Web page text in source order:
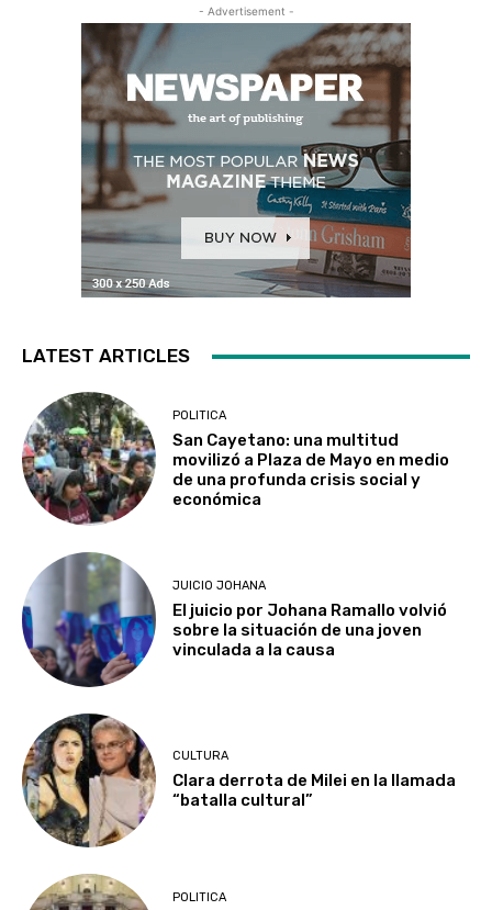
- Advertisement -
LATEST ARTICLES
POLITICA
San Cayetano: una multitud
movilizó a Plaza de Mayo en medio
de una profunda crisis social y
económica
JUICIO JOHANA
El juicio por Johana Ramallo volvió
sobre la situación de una joven
vinculada a la causa
CULTURA
Clara derrota de Milei en la llamada
“batalla cultural”
POLITICA